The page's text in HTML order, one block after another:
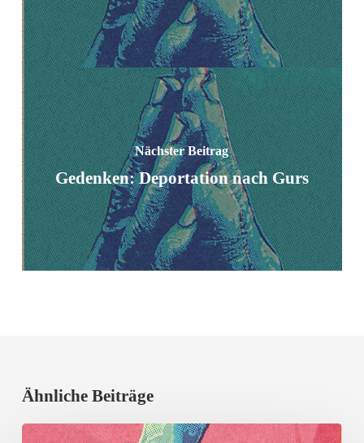
Nächster Beitrag
Gedenken: Deportation nach Gurs
Ähnliche Beiträge
Erfolgreicher